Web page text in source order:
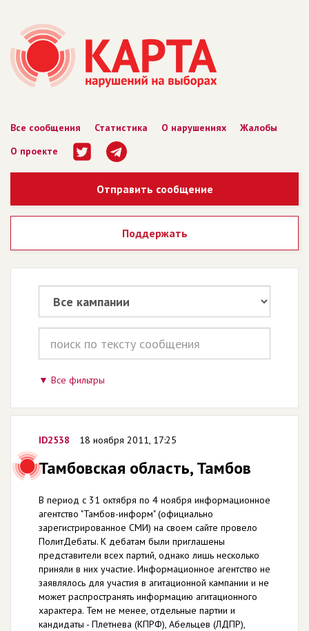
Все сообщения Статистика О нарушениях
Жалобы
О проекте
Отправить сообщение
Поддержать
Все фильтры
ID2538 18 ноября 2011, 17:25
Тамбовская область, Тамбов
В период с 31 октября по 4 ноября информационное
агентство "Тамбов-информ" (официально
зарегистрированное СМИ) на своем сайте провело
ПолитДебаты. К дебатам были приглашены
представители всех партий, однако лишь несколько
приняли в них участие. Информационное агентство не
заявлялось для участия в агитационной кампании и не
может распространять информацию агитационного
характера. Тем не менее, отдельные партии и
кандидаты - Плетнева (КПРФ), Абельцев (ЛДПР),